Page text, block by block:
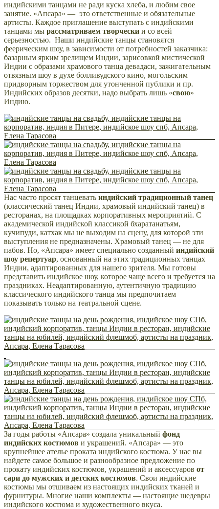
индийскими танцами не ради куска хлеба, и любим свое
занятие. «Апсара» — это ответственные и обязательные
артисты. Каждое приглашение выступать с индийскими
танцами мы рассматриваем творчески и со всей
серьезностью. Наши индийские танцы становятся
феерическим шоу, в зависимости от потребностей заказчика:
базарным ярким зрелищем Индии, зарисовкой мистической
Индии с образами храмового танца девадаси, зажигательным
отвязным шоу в духе болливудского кино, могольским
придворным торжеством для утонченной публики и пр.
Индийских образов десятки, надо выбрать лишь «свою»
Индию.
Нас часто просят танцевать индийский традиционный танец
(классический танец Индии, храмовый индийский танец) в
ресторанах, на площадках корпоративных мероприятий. С
академической индийской классикой бхаратанатьям,
кучипуди, катхак мы не выходим на сцену, для которой эти
выступления не предназначены. Храмовый танец — не для
пабов. Но, «Апсара» имеет специально созданный индийский
шоу репертуар, основанный на этих традиционных танцах
Индии, адаптированных для нашего зрителя. Мы готовы
представить индийское шоу, которое чаще всего и требуется на
праздниках. Неадаптированную, аутентичную традицию
классического индийского танца мы предпочитаем
показывать только на театральной сцене.
За годы работы «Апсара» создала уникальный фонд
индийских костюмов и украшений. «Апсара» — это
крупнейшее ателье проката индийского костюма. У нас вы
найдете самое большое и разнообразное предложение по
прокату индийских костюмов, украшений и аксессуаров от
сари до мужских и детских костюмов. Свои индийские
костюмы мы отшиваем из настоящих индийских тканей и
фурнитуры. Многие наши комплекты — настоящие шедевры
индийского костюма и художественного вкуса.